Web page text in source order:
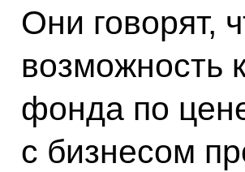
Они говорят,
возможность
фонда по
с бизнесом